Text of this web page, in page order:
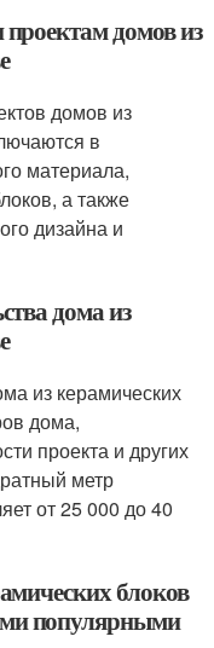
домов из
домов из
в
материала,
а также
дизайна и
дома из
из керамических
дома,
проекта и других
метр
от 25 000 до 40
блоков
популярными